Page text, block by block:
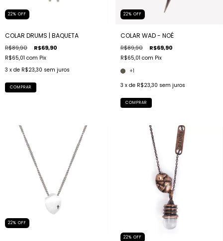
22% OFF
COLAR DRUMS | BAQUETA
R$89,90 R$69,90
R$65,01 com Pix
3 x de R$23,30 sem juros
COMPRAR
22% OFF
COLAR WAD - NOÉ
R$89,90 R$69,90
R$65,01 com Pix
+1
3 x de R$23,30 sem juros
COMPRAR
22% OFF
22% OFF